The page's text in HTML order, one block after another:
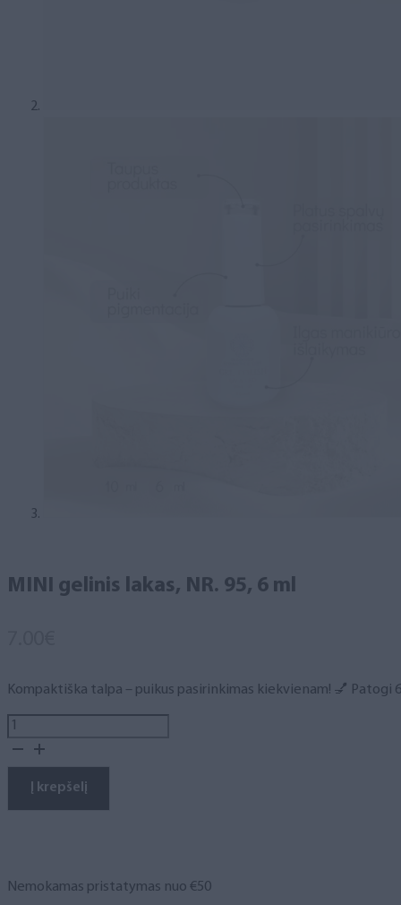
MINI gelinis lakas, NR. 95, 6 ml
Kompaktiška talpa – puikus pasirinkimas kiekvienam! 💅
produkto
kiekis:
gelinis
lakas,
Į krepšelį
Nemokamas pristatymas nuo €50